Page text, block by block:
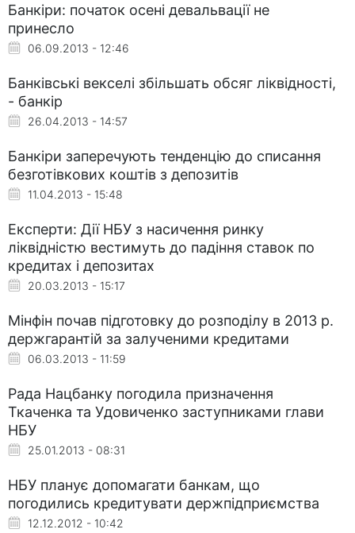
Банкіри: початок осені девальвації не
принесло
06.09.2013 - 12:46
Банківські векселі збільшать обсяг ліквідності,
- банкір
26.04.2013 - 14:57
Банкіри заперечують тенденцію до списання
безготівкових коштів з депозитів
11.04.2013 - 15:48
Експерти: Дії НБУ з насичення ринку
ліквідністю вестимуть до падіння ставок по
кредитах і депозитах
20.03.2013 - 15:17
Мінфін почав підготовку до розподілу в 2013 р.
держгарантій за залученими кредитами
06.03.2013 - 11:59
Рада Нацбанку погодила призначення
Ткаченка та Удовиченко заступниками глави
НБУ
25.01.2013 - 08:31
НБУ планує допомагати банкам, що
погодились кредитувати держпідприємства
12.12.2012 - 10:42